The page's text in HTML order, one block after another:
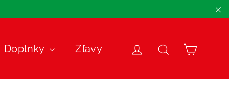
Doplnky Zľavy Prihlásiť sa
Názov